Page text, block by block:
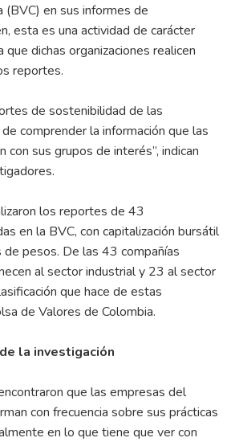
(BVC) en sus informes de
esta es una actividad de carácter
dichas organizaciones realicen
reportes.
de sostenibilidad de las
comprender la información que las
con sus grupos de interés”, indican
los reportes de 43
en la BVC, con capitalización bursátil
pesos. De las 43 compañías
al sector industrial y 23 al sector
que hace de estas
de Valores de Colombia.
la investigación
que las empresas del
con frecuencia sobre sus prácticas
en lo que tiene que ver con